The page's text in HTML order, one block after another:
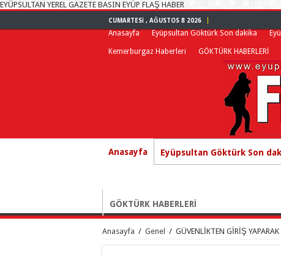
EYÜPSULTAN YEREL GAZETE BASIN EYÜP FLAŞ HABER
CUMARTESI , AĞUSTOS 8 2026
Anasayfa Eyüpsultan Göktürk Son dakika
Kemerburgaz Haberleri GÖKTÜRK HABERLERİ
Anasayfa Eyüpsultan Göktürk Son
GÖKTÜRK HABERLERİ
Anasayfa / Genel / GÜVENLİKTEN GİRİŞ